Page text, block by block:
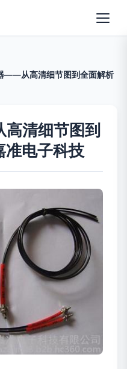
——从高清细节图到全面解析
清细节图到
准电子科技